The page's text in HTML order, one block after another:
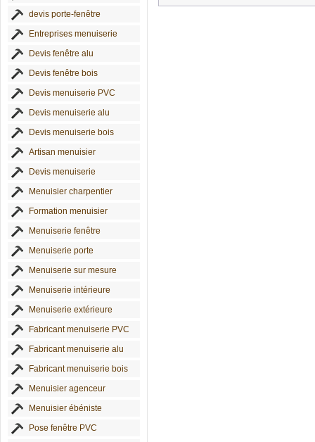
devis porte-fenêtre
Entreprises menuiserie
Devis fenêtre alu
Devis fenêtre bois
Devis menuiserie PVC
Devis menuiserie alu
Devis menuiserie bois
Artisan menuisier
Devis menuiserie
Menuisier charpentier
Formation menuisier
Menuiserie fenêtre
Menuiserie porte
Menuiserie sur mesure
Menuiserie intérieure
Menuiserie extérieure
Fabricant menuiserie PVC
Fabricant menuiserie alu
Fabricant menuiserie bois
Menuisier agenceur
Menuisier ébéniste
Pose fenêtre PVC